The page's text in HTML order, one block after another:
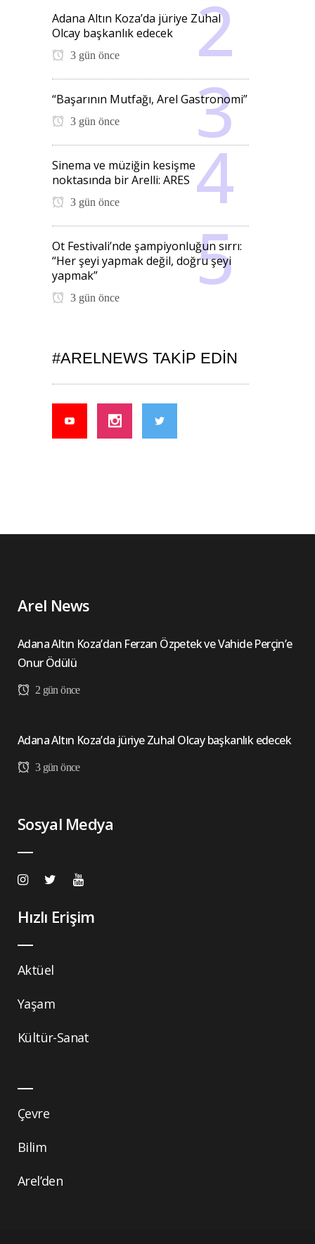
Adana Altın Koza’da jüriye Zuhal
Olcay başkanlık edecek
3 gün önce
“Başarının Mutfağı, Arel Gastronomi”
3 gün önce
Sinema ve müziğin kesişme
noktasında bir Arelli: ARES
3 gün önce
Ot Festivali’nde şampiyonluğun sırrı:
“Her şeyi yapmak değil, doğru şeyi
yapmak”
3 gün önce
#ARELNEWS TAKIP EDIN
Arel News
Adana Altın Koza’dan Ferzan Özpetek ve Vahide Perçin’e
Onur Ödülü
2 gün önce
Adana Altın Koza’da jüriye Zuhal Olcay başkanlık edecek
3 gün önce
Sosyal Medya
Hızlı Erişim
Aktüel
Yaşam
Kültür-Sanat
Çevre
Bilim
Arel’den